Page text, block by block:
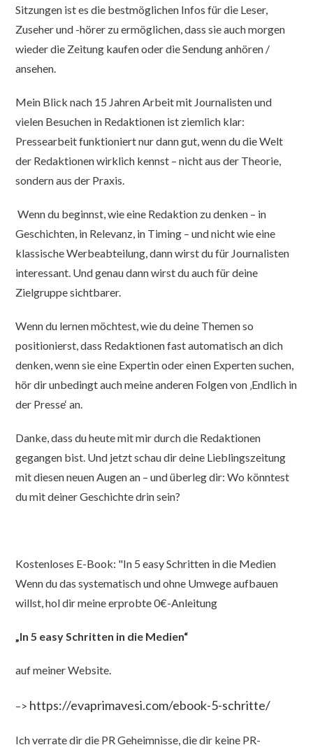
Sitzungen ist es die bestmöglichen Infos für die Leser,
Zuseher und -hörer zu ermöglichen, dass sie auch morgen
wieder die Zeitung kaufen oder die Sendung anhören /
ansehen.
Mein Blick nach 15 Jahren Arbeit mit Journalisten und
vielen Besuchen in Redaktionen ist ziemlich klar:
Pressearbeit funktioniert nur dann gut, wenn du die Welt
der Redaktionen wirklich kennst – nicht aus der Theorie,
sondern aus der Praxis.
Wenn du beginnst, wie eine Redaktion zu denken – in
Geschichten, in Relevanz, in Timing – und nicht wie eine
klassische Werbeabteilung, dann wirst du für Journalisten
interessant. Und genau dann wirst du auch für deine
Zielgruppe sichtbarer.
Wenn du lernen möchtest, wie du deine Themen so
positionierst, dass Redaktionen fast automatisch an dich
denken, wenn sie eine Expertin oder einen Experten suchen,
hör dir unbedingt auch meine anderen Folgen von ‚Endlich in
der Presse‘ an.
Danke, dass du heute mit mir durch die Redaktionen
gegangen bist. Und jetzt schau dir deine Lieblingszeitung
mit diesen neuen Augen an – und überleg dir: Wo könntest
du mit deiner Geschichte drin sein?
Kostenloses E-Book: "In 5 easy Schritten in die Medien
Wenn du das systematisch und ohne Umwege aufbauen
willst, hol dir meine erprobte 0€-Anleitung
„In 5 easy Schritten in die Medien“
auf meiner Website.
–> https://evaprimavesi.com/ebook-5-schritte/
Ich verrate dir die PR Geheimnisse, die dir keine PR-